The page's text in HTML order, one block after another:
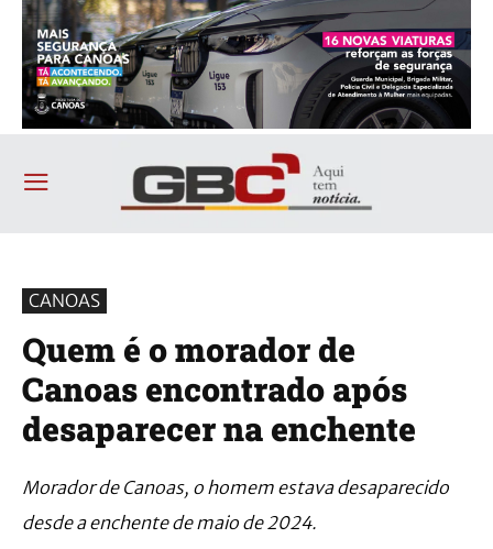
CANOAS
Quem é o morador de
Canoas encontrado após
desaparecer na enchente
Morador de Canoas, o homem estava desaparecido
desde a enchente de maio de 2024.